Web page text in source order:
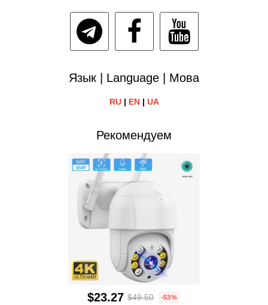
Язык | Language | Мова
RU| EN| UA
Рекомендуем
$23.27 $49.50 -53%